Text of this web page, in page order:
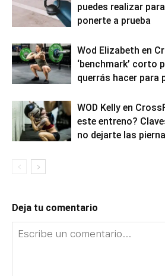
puedes realizar
ponerte a prueba
Wod Elizabeth en
‘benchmark’ corto
querrás hacer para
WOD Kelly en
este entreno?
no dejarte las
Deja tu comentario